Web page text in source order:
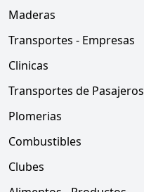
Maderas
Transportes - Empresas
Clinicas
Transportes de Pasajeros
Plomerias
Combustibles
Clubes